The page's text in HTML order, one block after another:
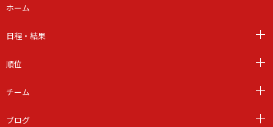
ホーム
日程・結果
順位
チーム
ブログ